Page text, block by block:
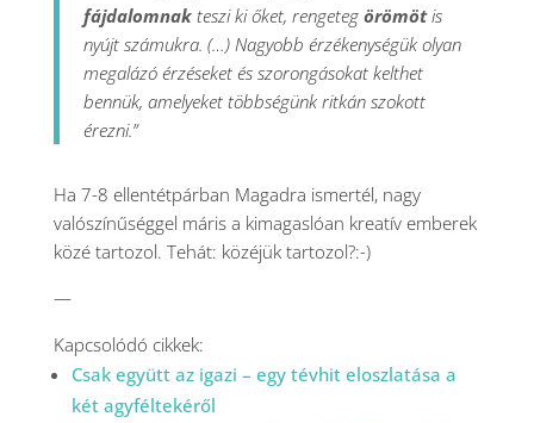
fájdalomnakteszi ki őket, rengeteg örömötis
nyújt számukra. (…) Nagyobb érzékenységük olyan
megalázó érzéseket és szorongásokat kelthet
bennük, amelyeket többségünk ritkán szokott
érezni.”
Ha 7-8 ellentétpárban Magadra ismertél, nagy
valószínűséggel máris a kimagaslóan kreatív emberek
közé tartozol. Tehát: közéjük tartozol?:-)
—
Kapcsolódó cikkek:
Csak együtt az igazi – egy tévhit eloszlatása a
két agyféltekéről